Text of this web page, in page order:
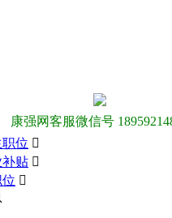
康强网客服微信号
位 
补贴 
